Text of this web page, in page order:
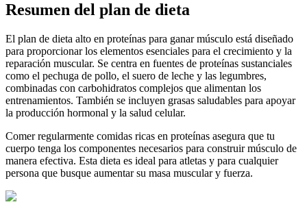
Resumen del plan de dieta
El plan de dieta alto en proteínas para ganar músculo está diseñado
para proporcionar los elementos esenciales para el crecimiento y la
reparación muscular. Se centra en fuentes de proteínas sustanciales
como el pechuga de pollo, el suero de leche y las legumbres,
combinadas con carbohidratos complejos que alimentan los
entrenamientos. También se incluyen grasas saludables para apoyar
la producción hormonal y la salud celular.
Comer regularmente comidas ricas en proteínas asegura que tu
cuerpo tenga los componentes necesarios para construir músculo de
manera efectiva. Esta dieta es ideal para atletas y para cualquier
persona que busque aumentar su masa muscular y fuerza.